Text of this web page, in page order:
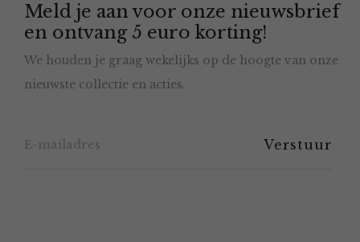
kan
gekozen
worden
op
productpagina
Meld je aan voor onze nieuwsbrief
en ontvang 5 euro korting!
We houden je graag wekelijks op de hoogte van onze
nieuwste collectie en acties.